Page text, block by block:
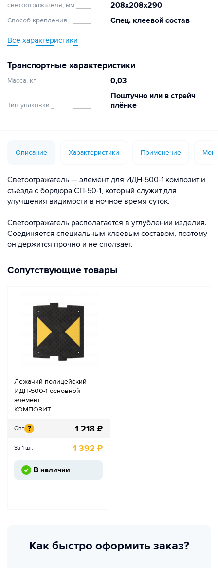
светоотражателя, мм
208х208х290
Способ крепления Спец. клеевой состав
Все характеристики
Транспортные характеристики
Масса, кг 0,03
Тип упаковки
Поштучно или в стрейч
плёнке
Описание Характеристики Применение
Светоотражатель — элемент для ИДН-500-1 композит и
съезда с бордюра СП-50-1, который служит для
улучшения видимости в ночное время суток.
Светоотражатель располагается в углублении изделия.
Соединяется специальным клеевым составом, поэтому
он держится прочно и не сползает.
Сопутствующие товары
Лежачий полицейский
ИДН-500-1 основной
элемент
КОМПОЗИТ
Опт ? 1 218 ₽
За 1 шт. 1 392 ₽
В наличии
Как быстро оформить заказ?